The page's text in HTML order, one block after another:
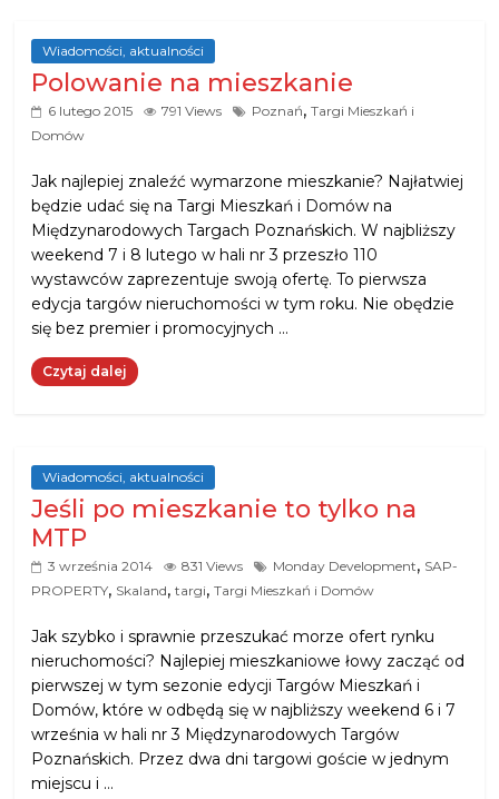
Wiadomości, aktualności
Polowanie na mieszkanie
6 lutego 2015 791 Views Poznań,Targi Mieszkań i
Domów
Jak najlepiej znaleźć wymarzone mieszkanie? Najłatwiej
będzie udać się na Targi Mieszkań i Domów na
Międzynarodowych Targach Poznańskich. W najbliższy
weekend 7 i 8 lutego w hali nr 3 przeszło 110
wystawców zaprezentuje swoją ofertę. To pierwsza
edycja targów nieruchomości w tym roku. Nie obędzie
się bez premier i promocyjnych …
Czytaj dalej
Wiadomości, aktualności
Jeśli po mieszkanie to tylko na
MTP
3 września 2014 831 Views Monday Development, SAP-
PROPERTY, Skaland,targi,Targi Mieszkań i Domów
Jak szybko i sprawnie przeszukać morze ofert rynku
nieruchomości? Najlepiej mieszkaniowe łowy zacząć od
pierwszej w tym sezonie edycji Targów Mieszkań i
Domów, które w odbędą się w najbliższy weekend 6 i 7
września w hali nr 3 Międzynarodowych Targów
Poznańskich. Przez dwa dni targowi goście w jednym
miejscu i …